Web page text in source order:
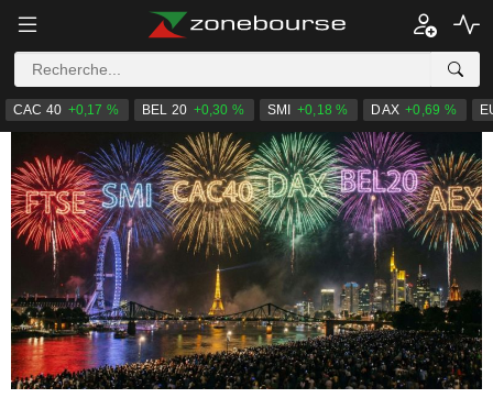
CAC 40 +0,17 % BEL 20 +0,30 % SMI +0,18 % DAX +0,69 %